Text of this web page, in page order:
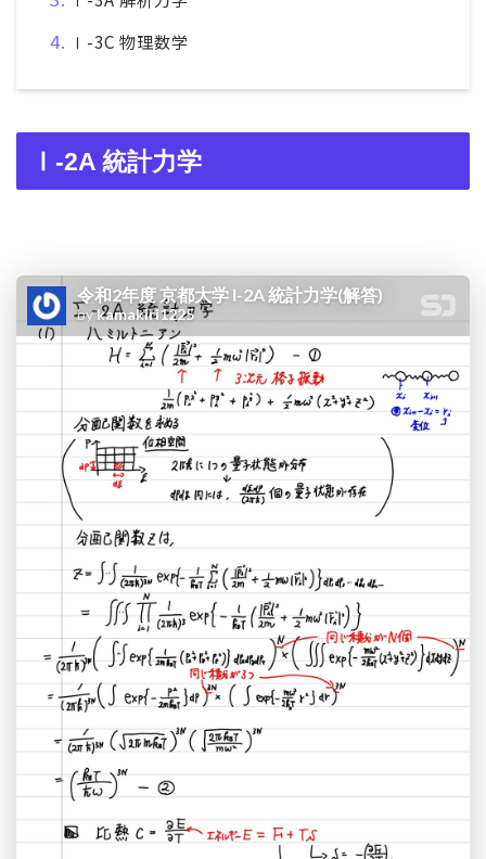
Ⅰ-3C 物理数学
Ⅰ-2A 統計力学